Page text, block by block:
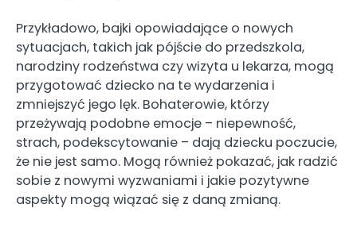
Przykładowo, bajki opowiadające o nowych
sytuacjach, takich jak pójście do przedszkola,
narodziny rodzeństwa czy wizyta u lekarza, mogą
przygotować dziecko na te wydarzenia i
zmniejszyć jego lęk. Bohaterowie, którzy
przeżywają podobne emocje – niepewność,
strach, podekscytowanie – dają dziecku poczucie,
że nie jest samo. Mogą również pokazać, jak radzić
sobie z nowymi wyzwaniami i jakie pozytywne
aspekty mogą wiązać się z daną zmianą.